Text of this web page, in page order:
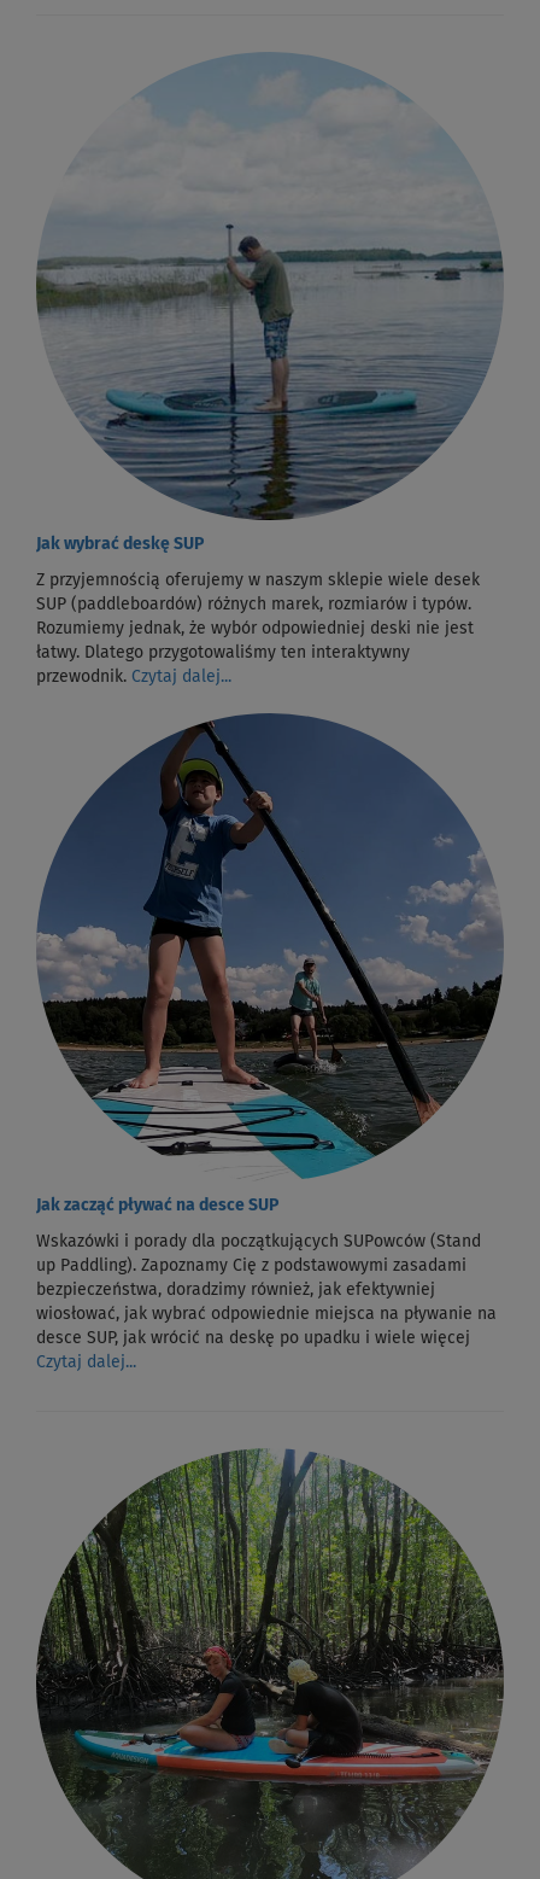
Jak wybrać deskę SUP
Z przyjemnością oferujemy w naszym sklepie wiele desek
SUP (paddleboardów) różnych marek, rozmiarów i typów.
Rozumiemy jednak, że wybór odpowiedniej deski nie jest
łatwy. Dlatego przygotowaliśmy ten interaktywny
przewodnik. Czytaj dalej...
Jak zacząć pływać na desce SUP
Wskazówki i porady dla początkujących SUPowców (Stand
up Paddling). Zapoznamy Cię z podstawowymi zasadami
bezpieczeństwa, doradzimy również, jak efektywniej
wiosłować, jak wybrać odpowiednie miejsca na pływanie na
desce SUP, jak wrócić na deskę po upadku i wiele więcej
Czytaj dalej...